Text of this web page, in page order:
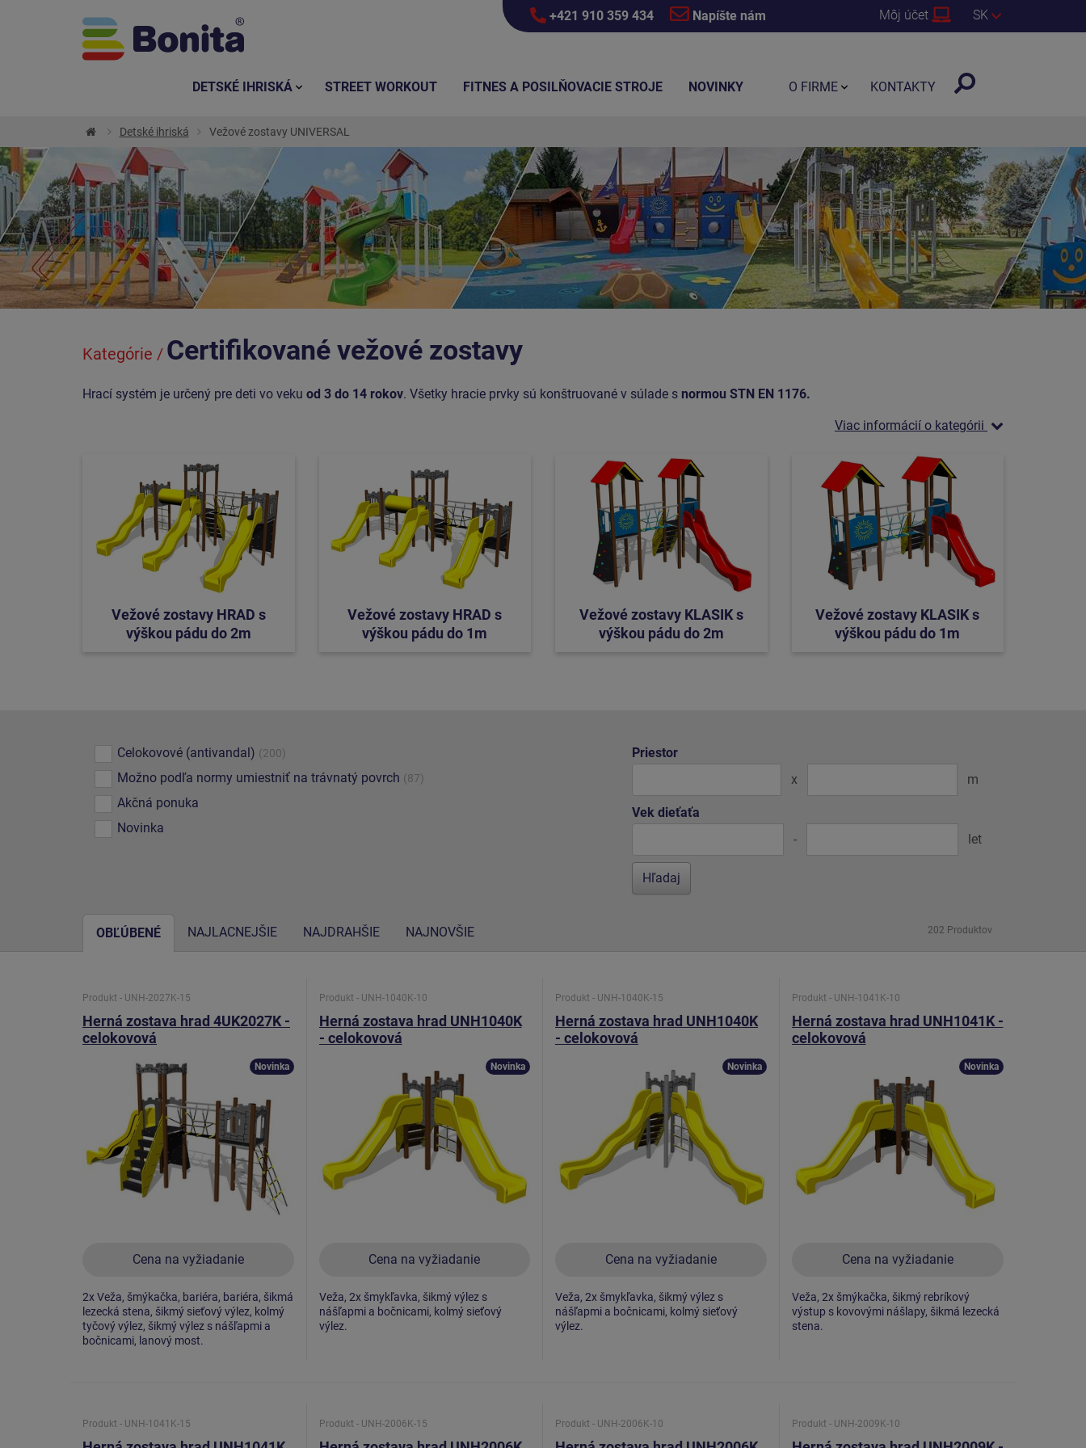
+421 910 359 434 Napíšte nám Môj účet SK
Detské ihriská Vežové zostavy UNIVERSAL
Kategórie / Certifikované vežové zostavy
Hrací systém je určený pre deti vo veku od 3 do 14 rokov. Všetky hracie prvky sú konštruované v súlade s normou STN EN 1176.
Viac informácií o kategórii
Vežové zostavy HRAD s
výškou pádu do 2m
Vežové zostavy HRAD s
výškou pádu do 1m
Vežové zostavy KLASIK s
výškou pádu do 2m
Vežové zostavy KLASIK s
výškou pádu do 1m
Celokovové (antivandal) (200)
Možno podľa normy umiestniť na trávnatý povrch (87)
Akčná ponuka
Novinka
Priestor
x
m
Vek dieťaťa
-
let
OBĽÚBENÉ NAJLACNEJŠIE NAJDRAHŠIE NAJNOVŠIE
Produkt - UNH-2027K-15
Herná zostava hrad 4UK2027K -
celokovová
Cena na vyžiadanie
Novinka
2x Veža, šmýkačka, bariéra, bariéra, šikmá
lezecká stena, šikmý sieťový výlez, kolmý
tyčový výlez, šikmý výlez s nášľapmi a
bočnicami, lanový most.
Produkt - UNH-1040K-10
Herná zostava hrad UNH1040K
- celokovová
Cena na vyžiadanie
Novinka
Veža, 2x šmykľavka, šikmý výlez s
nášľapmi a bočnicami, kolmý sieťový
výlez.
Produkt - UNH-1040K-15
Herná zostava hrad UNH1040K
- celokovová
Cena na vyžiadanie
Novinka
Veža, 2x šmykľavka, šikmý výlez s
nášľapmi a bočnicami, kolmý sieťový
výlez.
Produkt - UNH-1041K-10
Herná zostava hrad UNH1041K -
celokovová
Cena na vyžiadanie
Novinka
Veža, 2x šmýkačka, šikmý rebríkový
výstup s kovovými nášlapy, šikmá lezecká
stena.
Produkt - UNH-1041K-15 Produkt - UNH-2006K-15 Produkt - UNH-2006K-10 Produkt - UNH-2009K-10
DETSKÉ IHRISKÁ STREET WORKOUT FITNES A POSILŇOVACIE STROJE NOVINKY O FIRME KONTAKTY